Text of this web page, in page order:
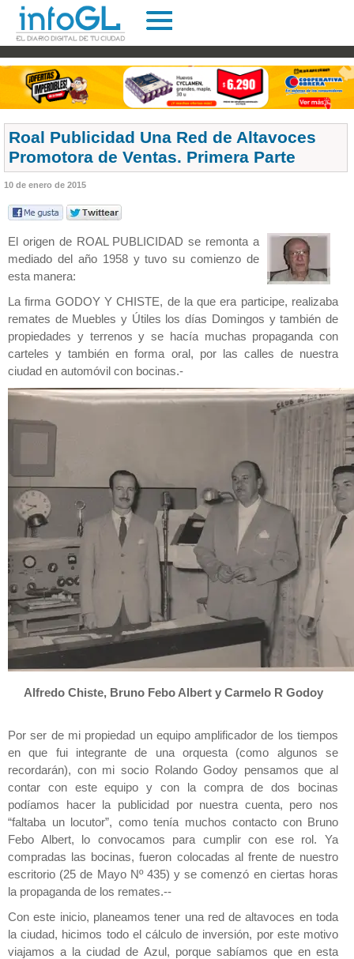
Roal Publicidad Una Red de Altavoces
Promotora de Ventas. Primera Parte
10 de enero de 2015
El origen de ROAL PUBLICIDAD se remonta a
mediado del año 1958 y tuvo su comienzo de
esta manera:
La firma GODOY Y CHISTE, de la que era participe, realizaba
remates de Muebles y Útiles los días Domingos y también de
propiedades y terrenos y se hacía muchas propaganda con
carteles y también en forma oral, por las calles de nuestra
ciudad en automóvil con bocinas.-
Alfredo Chiste, Bruno Febo Albert y Carmelo R Godoy
Por ser de mi propiedad un equipo amplificador de los tiempos
en que fui integrante de una orquesta (como algunos se
recordarán), con mi socio Rolando Godoy pensamos que al
contar con este equipo y con la compra de dos bocinas
podíamos hacer la publicidad por nuestra cuenta, pero nos
“faltaba un locutor”, como tenía muchos contacto con Bruno
Febo Albert, lo convocamos para cumplir con ese rol. Ya
compradas las bocinas, fueron colocadas al frente de nuestro
escritorio (25 de Mayo Nº 435) y se comenzó en ciertas horas
la propaganda de los remates.--
Con este inicio, planeamos tener una red de altavoces en toda
la ciudad, hicimos todo el cálculo de inversión, por este motivo
viajamos a la ciudad de Azul, porque sabíamos que en esta